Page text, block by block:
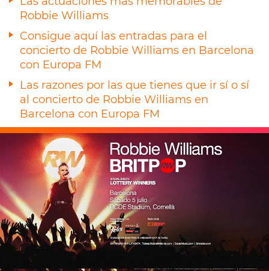
Robbie Williams
Consigue aquí las entradas para el
concierto de Robbie Williams en Barcelona
con Europa FM
Las razones por las que tienes que ir sí o sí
al concierto de Robbie Williams en
Barcelona con Europa FM